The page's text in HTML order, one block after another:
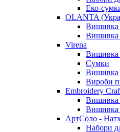
Еко-
OLANTA
Вишивка
Вишивка
Virena
Вишивка
Сумки
Вишивка
Вироби
Embroidery
Вишивка
Вишивка
АртСоло -
Набори